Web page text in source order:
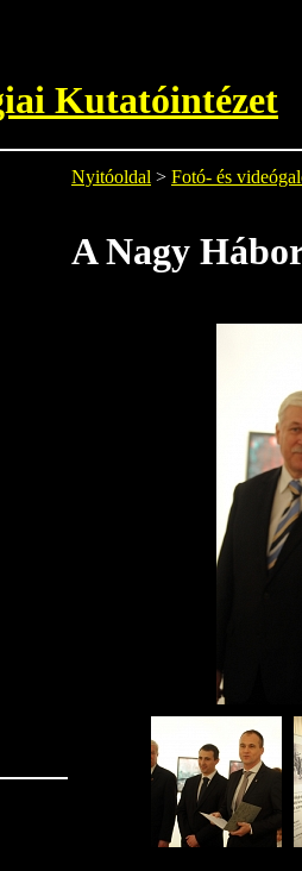
Kutatóintézet
Nyitóoldal > Fotó- és
A Nagy